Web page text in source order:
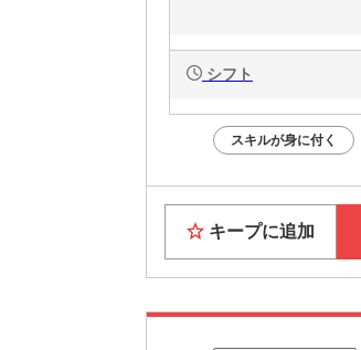
シフト
スキルが身に付く
キープに追加